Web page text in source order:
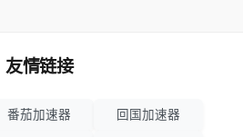
友情链接
番茄加速器 回国加速器